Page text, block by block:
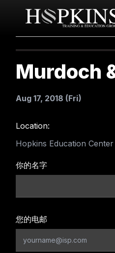
Murdoch
Aug 17, 2018 (Fri)
Location:
Hopkins Education Center
你的名字
您的电邮